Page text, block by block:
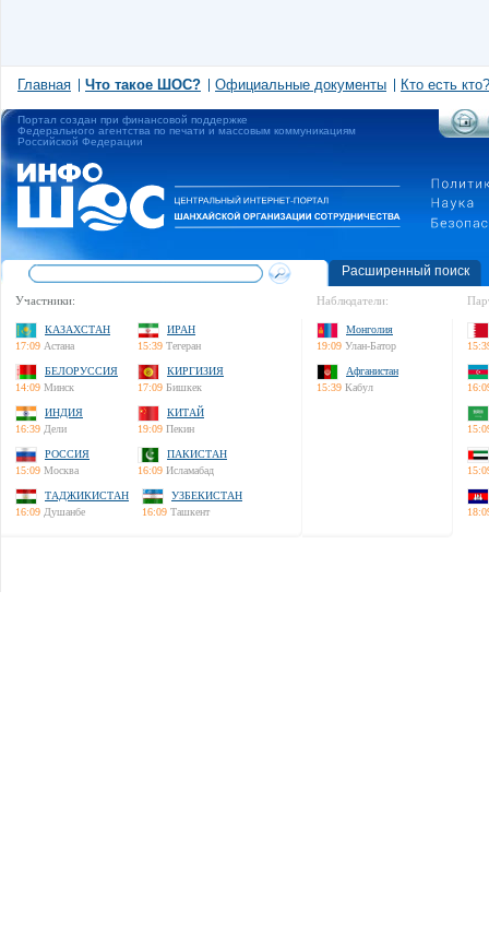
Главная Что такое ШОС? Официальные документы Кто есть кто?
Портал создан при финансовой поддержке
Федерального агентства по печати и массовым коммуникациям
Российской Федерации
Расширенный поиск
Участники:
КАЗАХСТАН
17:09 Астана
ИРАН
15:39 Тегеран
БЕЛОРУССИЯ
14:09 Минск
КИРГИЗИЯ
17:09 Бишкек
ИНДИЯ
16:39 Дели
КИТАЙ
19:09 Пекин
РОССИЯ
15:09 Москва
ПАКИСТАН
16:09 Исламабад
ТАДЖИКИСТАН
16:09 Душанбе
УЗБЕКИСТАН
16:09 Ташкент
Наблюдатели:
Монголия
19:09 Улан-Батор
Афганистан
15:39 Кабул